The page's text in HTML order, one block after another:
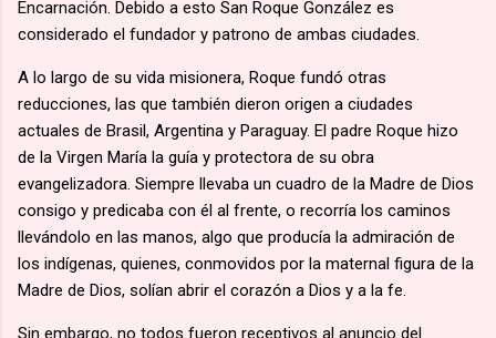
Encarnación. Debido a esto San Roque González es
considerado el fundador y patrono de ambas ciudades.
A lo largo de su vida misionera, Roque fundó otras
reducciones, las que también dieron origen a ciudades
actuales de Brasil, Argentina y Paraguay. El padre Roque hizo
de la Virgen María la guía y protectora de su obra
evangelizadora. Siempre llevaba un cuadro de la Madre de Dios
consigo y predicaba con él al frente, o recorría los caminos
llevándolo en las manos, algo que producía la admiración de
los indígenas, quienes, conmovidos por la maternal figura de la
Madre de Dios, solían abrir el corazón a Dios y a la fe.
Sin embargo, no todos fueron receptivos al anuncio del